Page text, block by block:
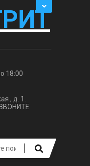
18:00
, д. 1.